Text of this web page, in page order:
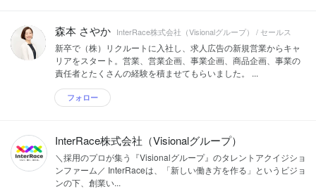
森本 さやか InterRace株式会社（Visionalグループ） / セールス
新卒で（株）リクルートに入社し、求人広告の新規営業からキャ
リアをスタート。営業、営業企画、事業企画、商品企画、事業の
責任者とたくさんの経験を積ませてもらいました。 ...
フォロー
InterRace株式会社（Visionalグループ）
＼採用のプロが集う『Visionalグループ』のタレントアクイジショ
ンファーム／ InterRaceは、「新しい働き方を作る」というビジョ
ンの下、創業い...